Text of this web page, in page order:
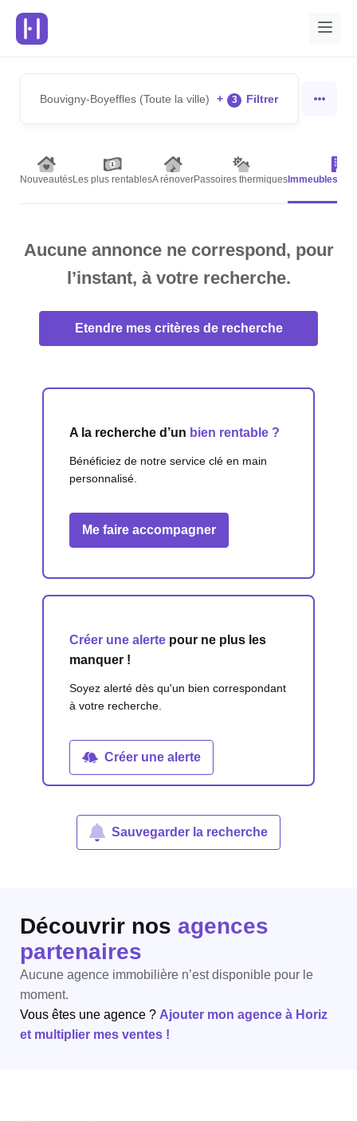
Bouvigny-Boyeffles (Toute la ville) + 3 Filtrer
NouveautésLes plus rentablesA rénoverPassoires thermiques Immeubles de
Aucune annonce ne correspond, pour
l’instant, à votre recherche.
Etendre mes critères de recherche
A la recherche d’un bien rentable ?
Bénéficiez de notre service clé en main
personnalisé.
Me faire accompagner
Créer une alerte pour ne plus les
manquer !
Soyez alerté dès qu'un bien correspondant
à votre recherche.
Créer une alerte
Sauvegarder la recherche
Découvrir nos agences
partenaires
Aucune agence immobilière n’est disponible pour le
moment.
Vous êtes une agence ? Ajouter mon agence à Horiz
et multiplier mes ventes !